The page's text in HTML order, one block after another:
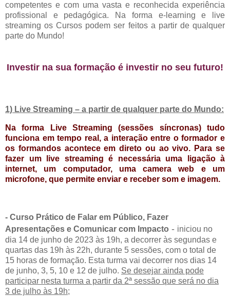
competentes e com uma vasta e reconhecida experiência
profissional e pedagógica. Na forma e-learning e live
streaming os Cursos podem ser feitos a partir de qualquer
parte do Mundo!
Investir na sua formação é investir no seu futuro!
1) Live Streaming – a partir de qualquer parte do Mundo:
Na forma Live Streaming (sessões síncronas) tudo
funciona em tempo real, a interação entre o formador e
os formandos acontece em direto ou ao vivo. Para se
fazer um live streaming é necessária uma ligação à
internet, um computador, uma camera web e um
microfone, que permite enviar e receber som e imagem.
- Curso Prático de Falar em Público, Fazer
Apresentações e Comunicar com Impacto - iniciou no
dia 14 de junho de 2023 às 19h, a decorrer às segundas e
quartas das 19h às 22h, durante 5 sessões, com o total de
15 horas de formação. Esta turma vai decorrer nos dias 14
de junho, 3, 5, 10 e 12 de julho. Se desejar ainda pode
participar nesta turma a partir da 2ª sessão que será no dia
3 de julho às 19h;